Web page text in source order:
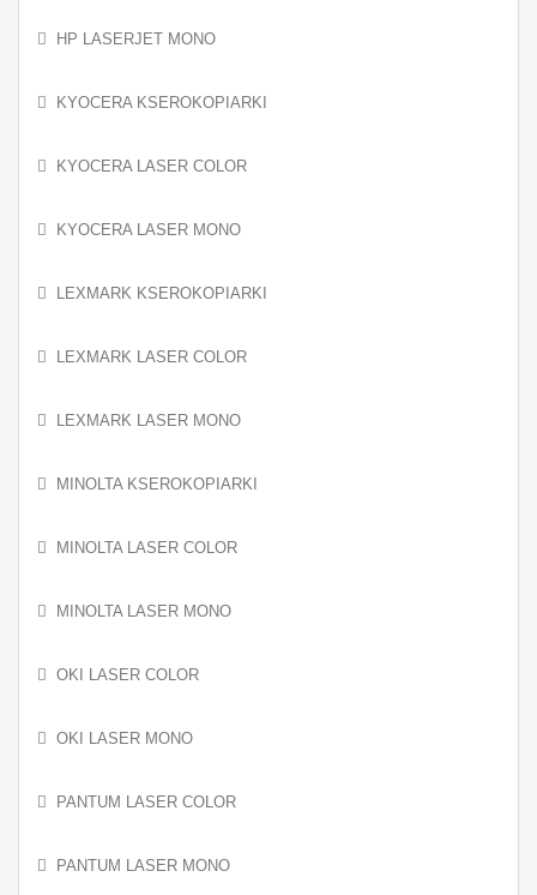
HP LASERJET MONO
KYOCERA KSEROKOPIARKI
KYOCERA LASER COLOR
KYOCERA LASER MONO
LEXMARK KSEROKOPIARKI
LEXMARK LASER COLOR
LEXMARK LASER MONO
MINOLTA KSEROKOPIARKI
MINOLTA LASER COLOR
MINOLTA LASER MONO
OKI LASER COLOR
OKI LASER MONO
PANTUM LASER COLOR
PANTUM LASER MONO